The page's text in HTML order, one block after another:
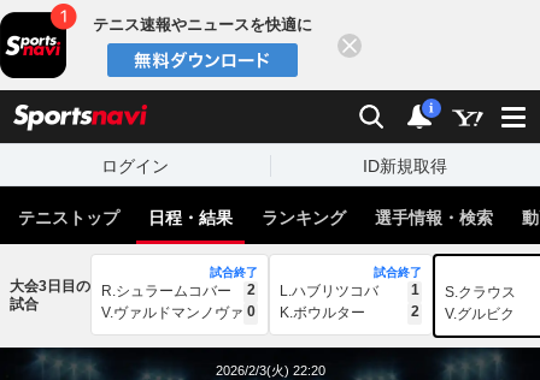
テニス速報やニュースを快適に
検索 通知
i
ログイン ID新規取得
テニストップ 日程・結果 ランキング 選手情報・検索
大会3日目の
試合
試合終了
R.シュラームコバー
2
V.ヴァルドマンノヴァ 0
試合終了
L.ハブリツコバ
1
K.ボウルター
2
S.クラウス
V.グルビク
2026/2/3(火) 22:20